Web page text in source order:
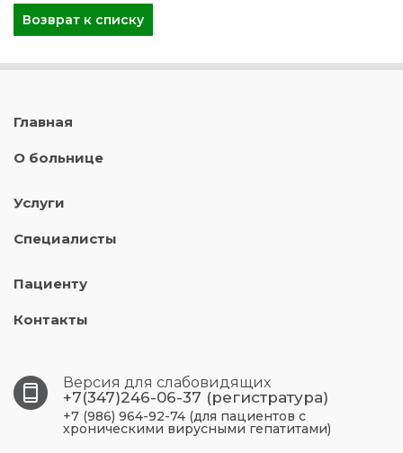
Возврат к списку
Главная
О больнице
Услуги
Специалисты
Пациенту
Контакты
Версия для слабовидящих
+7(347)246-06-37 (регистратура)
+7 (986) 964-92-74 (для пациентов с
хроническими вирусными гепатитами)